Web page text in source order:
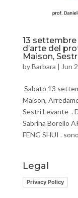
13 settembre
d’arte del
Maison,
byBarbara | Jun
Sabato 13
Maison,
Sestri Levante .
Sabrina Borello
FENG SHUI .
Legal
Privacy Policy